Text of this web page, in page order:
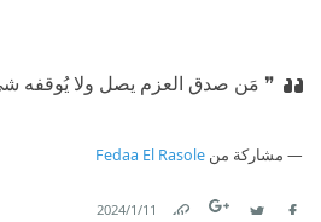
❞ مَن صدق العزم يصل ولا يُوقفه
مشاركة من Fedaa El Rasole
11‏/1‏/2024